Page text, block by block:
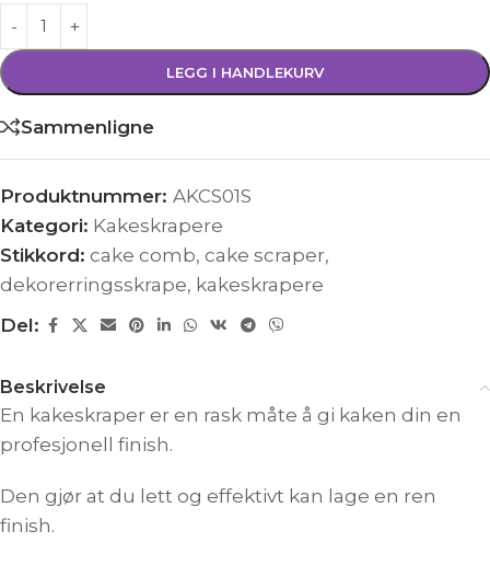
LEGG I HANDLEKURV
Sammenligne
Produktnummer: AKCS01S
Kategori: Kakeskrapere
Stikkord: cake comb, cake scraper,
dekorerringsskrape, kakeskrapere
Del:
Beskrivelse
En kakeskraper er en rask måte å gi kaken din en
profesjonell finish.
Den gjør at du lett og effektivt kan lage en ren
finish.